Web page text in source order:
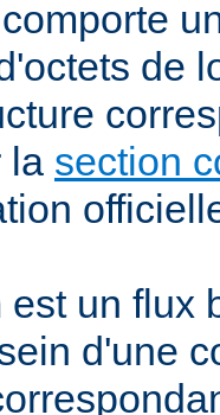
de
la section
est un flux
d'une